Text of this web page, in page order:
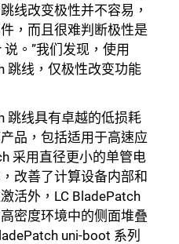
线改变极性并不容易，
，而且很难判断极性是
。”我们发现，使用
跳线，仅极性改变功能
跳线具有卓越的低损耗
品，包括适用于高速应
采用直径更小的单管电
改善了计算设备内部和
活外，LC BladePatch
密度环境中的侧面堆叠
uni-boot 系列